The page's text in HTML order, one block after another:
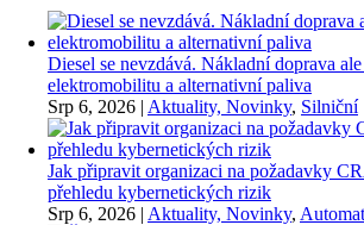
Diesel se nevzdává. Nákladní doprava
elektromobilitu a alternativní paliva
Srp 6, 2026 | Aktuality, Novinky, Silniční
Jak připravit organizaci na požadavky
přehledu kybernetických rizik
Srp 6, 2026 | Aktuality, Novinky,